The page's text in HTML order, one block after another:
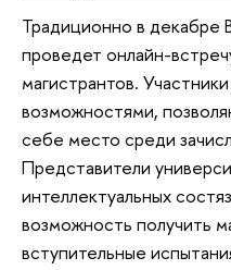
Традиционно в декабре
проведет онлайн-
магистрантов.
возможностями,
себе место среди
Представители
интеллектуальных
возможность получить
вступительные